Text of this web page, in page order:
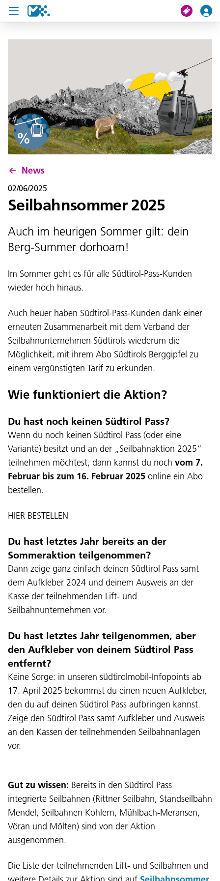
search
Tickets
U19 Pass
News
Contact us
Language:
DEU
ITA LAD ENG
Service Desk:+39 0471 220880
Legal notice Privacy and cookie policy
News
02/06/2025
Seilbahnsommer 2025
Auch im heurigen Sommer gilt: dein
Berg-Summer dorhoam!
Im Sommer geht es für alle Südtirol-Pass-Kunden
wieder hoch hinaus.
Auch heuer haben Südtirol-Pass-Kunden dank einer
erneuten Zusammenarbeit mit dem Verband der
Seilbahnunternehmen Südtirols wiederum die
Möglichkeit, mit ihrem Abo Südtirols Berggipfel zu
einem vergünstigten Tarif zu erkunden.
Wie funktioniert die Aktion?
Du hast noch keinen Südtirol Pass?
Wenn du noch keinen Südtirol Pass (oder eine
Variante) besitzt und an der „Seilbahnaktion 2025“
teilnehmen möchtest, dann kannst du noch vom 7.
Februar bis zum 16. Februar 2025 online ein Abo
bestellen.
HIER BESTELLEN
Du hast letztes Jahr bereits an der
Sommeraktion teilgenommen?
Dann zeige ganz einfach deinen Südtirol Pass samt
dem Aufkleber 2024 und deinem Ausweis an der
Kasse der teilnehmenden Lift- und
Seilbahnunternehmen vor.
Du hast letztes Jahr teilgenommen, aber
den Aufkleber von deinem Südtirol Pass
entfernt?
Keine Sorge: in unseren südtirolmobil-Infopoints ab
17. April 2025 bekommst du einen neuen Aufkleber,
den du auf deinen Südtirol Pass aufbringen kannst.
Zeige den Südtirol Pass samt Aufkleber und Ausweis
an den Kassen der teilnehmenden Seilbahnanlagen
vor.
Gut zu wissen: Bereits in den Südtirol Pass
integrierte Seilbahnen (Rittner Seilbahn, Standseilbahn
Mendel, Seilbahnen Kohlern, Mühlbach-Meransen,
Vöran und Mölten) sind von der Aktion
ausgenommen.
Die Liste der teilnehmenden Lift- und Seilbahnen und